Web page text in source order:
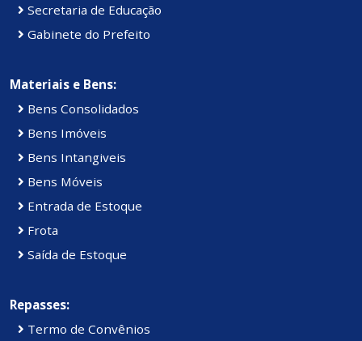
Secretaria de Educação
Gabinete do Prefeito
Materiais e Bens:
Bens Consolidados
Bens Imóveis
Bens Intangiveis
Bens Móveis
Entrada de Estoque
Frota
Saída de Estoque
Repasses:
Termo de Convênios